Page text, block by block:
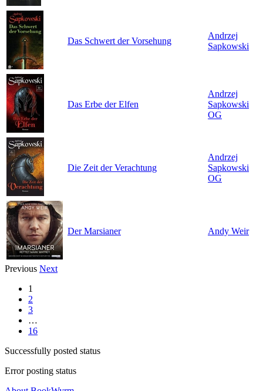
Das Schwert der Vorsehung
Andrzej
Sapkowski
Das Erbe der Elfen
Andrzej
Sapkowski
OG
Die Zeit der Verachtung
Andrzej
Sapkowski
OG
Der Marsianer Andy Weir
Previous Next
1
2
3
…
16
Successfully posted status
Error posting status